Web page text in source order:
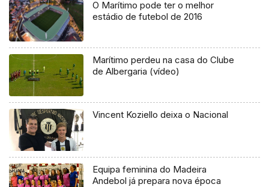
O Marítimo pode ter o melhor
estádio de futebol de 2016
Marítimo perdeu na casa do Clube
de Albergaria (vídeo)
Vincent Koziello deixa o Nacional
Equipa feminina do Madeira
Andebol já prepara nova época